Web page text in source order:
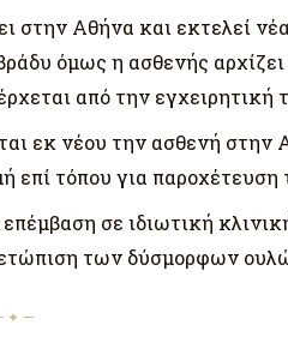
στην Αθήνα και εκτελεί
όμως η ασθενής
από την εγχειρητική
εκ νέου την ασθενή στην
επί τόπου για παροχέτευση
σε ιδιωτική
των δύσμορφων
✦ —